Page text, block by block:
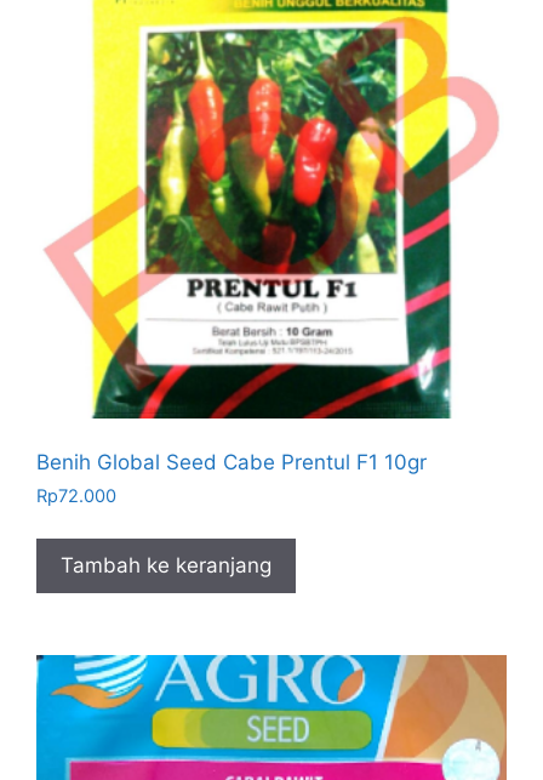
Benih Global Seed Cabe Prentul F1 10gr
Rp72.000
Tambah ke keranjang